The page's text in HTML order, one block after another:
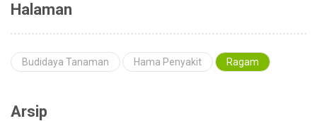
Halaman
Budidaya Tanaman Hama Penyakit Ragam
Arsip